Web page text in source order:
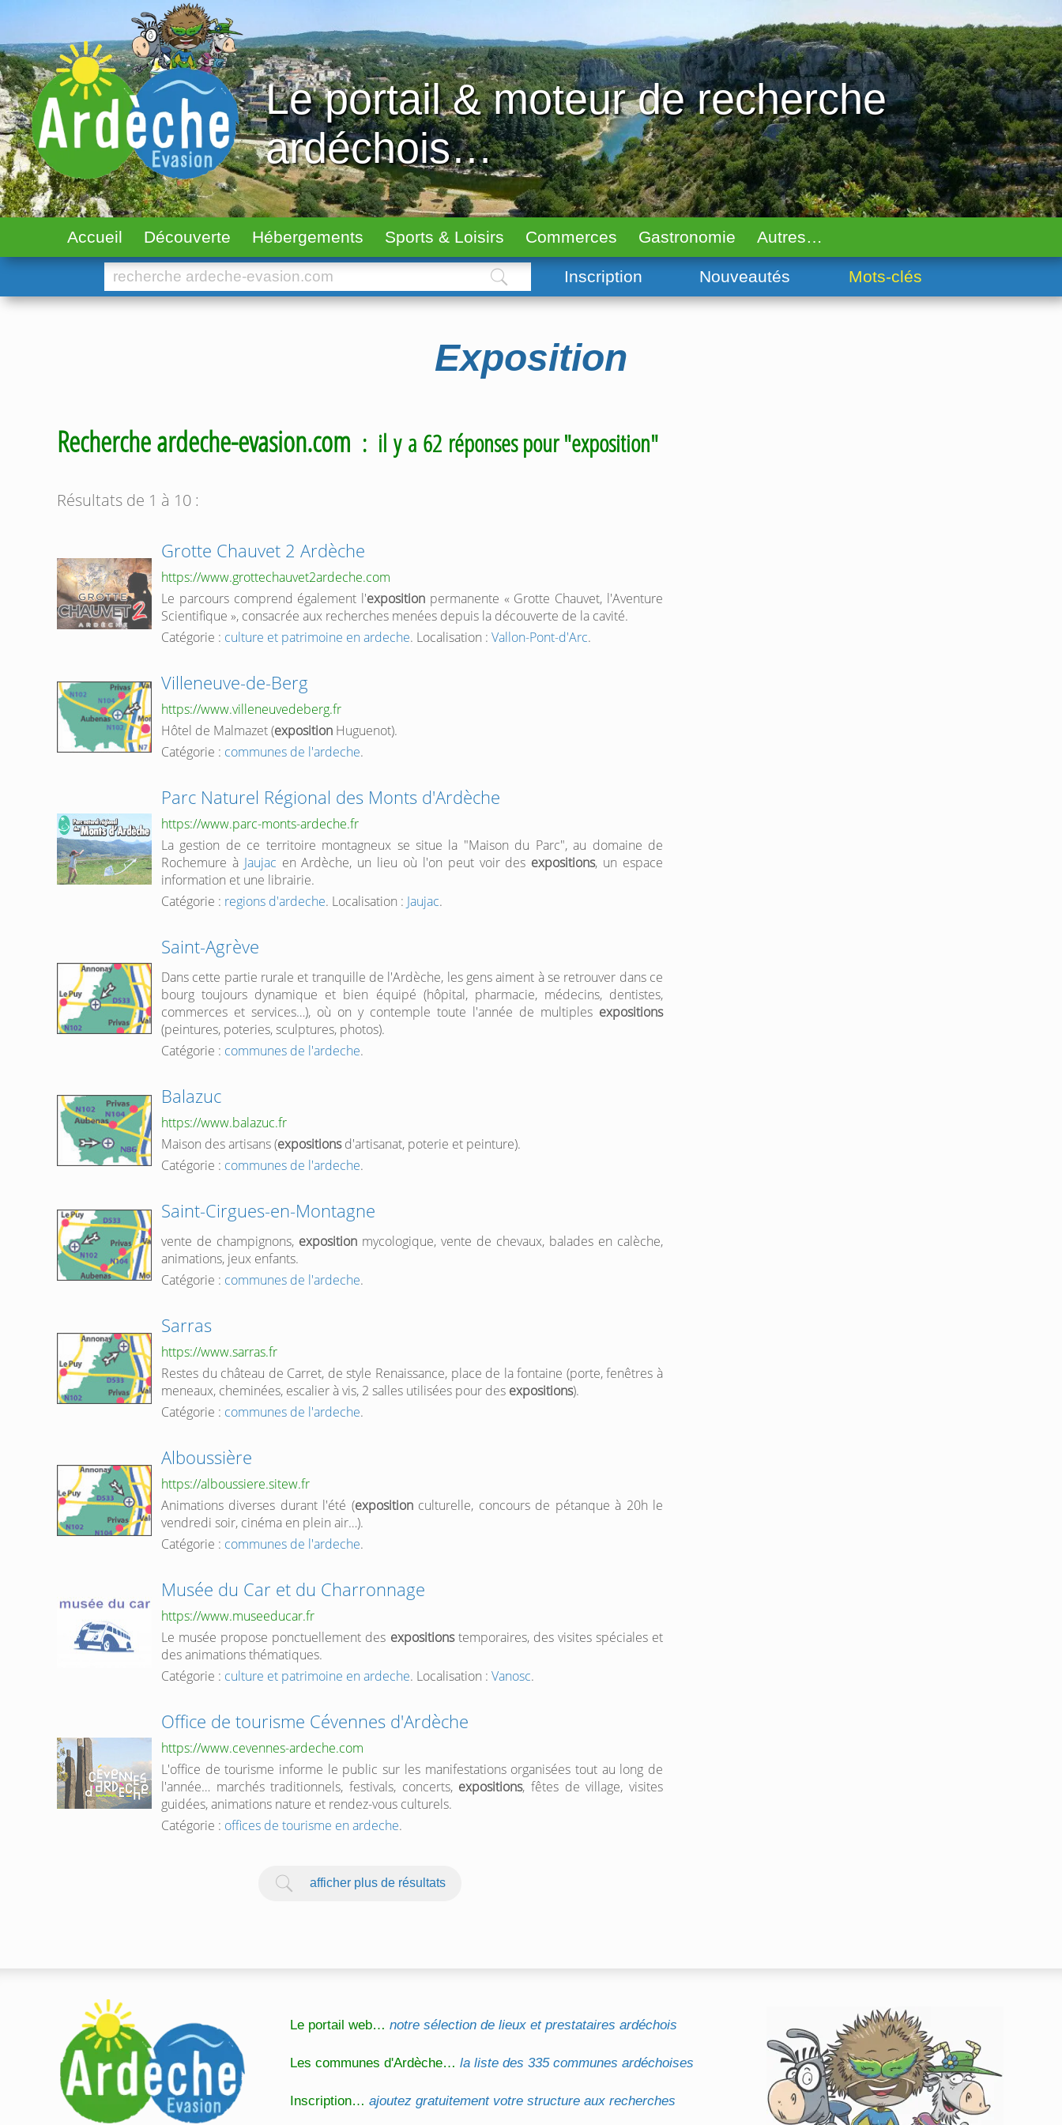
Le portail & moteur de recherche
ardéchois…
Accueil Découverte Hébergements Sports & Loisirs Commerces Gastronomie Autres…
Inscription Nouveautés Mots-clés
Exposition
Recherche ardeche-evasion.com : il y a 62 réponses pour "exposition"
Résultats de 1 à 10 :
Grotte Chauvet 2 Ardèche
https://www.grottechauvet2ardeche.com
Le parcours comprend également l'exposition permanente « Grotte Chauvet, l'Aventure
Scientifique », consacrée aux recherches menées depuis la découverte de la cavité.
Catégorie : culture et patrimoine en ardeche. Localisation : Vallon-Pont-d'Arc.
Villeneuve-de-Berg
https://www.villeneuvedeberg.fr
Hôtel de Malmazet (exposition Huguenot).
Catégorie : communes de l'ardeche.
Parc Naturel Régional des Monts d'Ardèche
https://www.parc-monts-ardeche.fr
La gestion de ce territoire montagneux se situe la "Maison du Parc", au domaine de
Rochemure à Jaujac en Ardèche, un lieu où l'on peut voir des expositions, un espace
information et une librairie.
Catégorie : regions d'ardeche. Localisation : Jaujac.
Saint-Agrève
Dans cette partie rurale et tranquille de l'Ardèche, les gens aiment à se retrouver dans ce
bourg toujours dynamique et bien équipé (hôpital, pharmacie, médecins, dentistes,
commerces et services…), où on y contemple toute l'année de multiples expositions
(peintures, poteries, sculptures, photos).
Catégorie : communes de l'ardeche.
Balazuc
https://www.balazuc.fr
Maison des artisans (expositionsd'artisanat, poterie et peinture).
Catégorie : communes de l'ardeche.
Saint-Cirgues-en-Montagne
vente de champignons, exposition mycologique, vente de chevaux, balades en calèche,
animations, jeux enfants.
Catégorie : communes de l'ardeche.
Sarras
https://www.sarras.fr
Restes du château de Carret, de style Renaissance, place de la fontaine (porte, fenêtres à
meneaux, cheminées, escalier à vis, 2 salles utilisées pour des expositions).
Catégorie : communes de l'ardeche.
Alboussière
https://alboussiere.sitew.fr
Animations diverses durant l'été (expositionculturelle, concours de pétanque à 20h le
vendredi soir, cinéma en plein air…).
Catégorie : communes de l'ardeche.
Musée du Car et du Charronnage
https://www.museeducar.fr
Le musée propose ponctuellement des expositionstemporaires, des visites spéciales et
des animations thématiques.
Catégorie : culture et patrimoine en ardeche. Localisation : Vanosc.
Office de tourisme Cévennes d'Ardèche
https://www.cevennes-ardeche.com
L'office de tourisme informe le public sur les manifestations organisées tout au long de
l'année… marchés traditionnels, festivals, concerts, expositions, fêtes de village, visites
guidées, animations nature et rendez-vous culturels.
Catégorie : offices de tourisme en ardeche.
afficher plus de résultats
Le portail web… notre sélection de lieux et prestataires ardéchois
Les communes d'Ardèche… la liste des 335 communes ardéchoises
Inscription… ajoutez gratuitement votre structure aux recherches